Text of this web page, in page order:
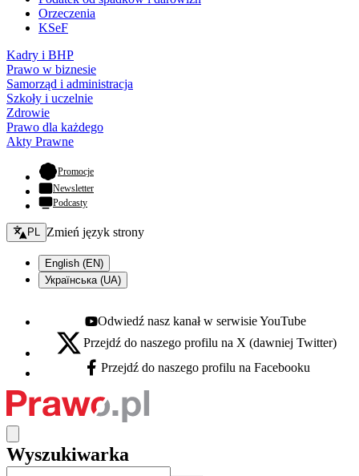
Orzeczenia
KSeF
Kadry i BHP
Prawo w biznesie
Samorząd i administracja
Szkoły i uczelnie
Zdrowie
Prawo dla każdego
Akty Prawne
Promocje- otwiera się w nowej karcie
Newsletter
Podcasty
Zmień język - bieżący:
PL Zmień język strony
English (EN)
Українська (UA)
Youtube - otwiera się w nowej karcie
Odwiedź nasz kanał w serwisie YouTube
X - otwiera się w nowej karcie
Przejdź do naszego profilu na X (dawniej Twitter)
Facebook - otwiera się w nowej karcie
Przejdź do naszego profilu na Facebooku
Wyszukiwarka